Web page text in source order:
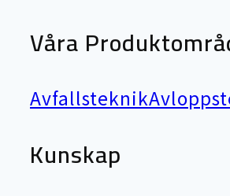
Våra
Avfallsteknik
Kunskap